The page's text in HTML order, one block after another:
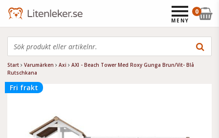
Start Varumärken Axi
AXI - Beach Tower Med Roxy Gunga Brun/Vit- Blå
Rutschkana
Fri frakt
0
MENY